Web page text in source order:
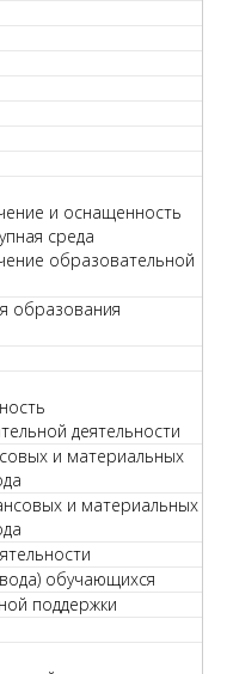
и оснащенность
среда
образовательной
образования
деятельности
и материальных
и материальных
обучающихся
поддержки